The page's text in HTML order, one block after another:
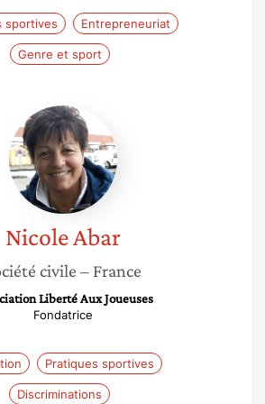
sportives Entrepreneuriat
Genre et sport
Nicole
Abar
NicoleAbar
civile – France
Liberté Aux Joueuses
Fondatrice
Pratiques sportives
Discriminations